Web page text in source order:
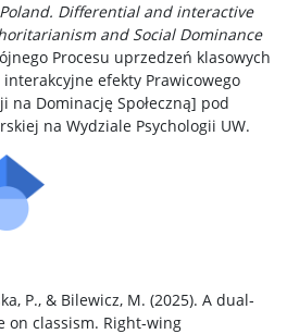
Differential and interactive
and Social Dominance
Procesu uprzedzeń klasowych
efekty Prawicowego
Dominację Społeczną] pod
na Wydziale Psychologii UW.
P., & Bilewicz, M. (2025). A dual‐
on classism. Right‐wing